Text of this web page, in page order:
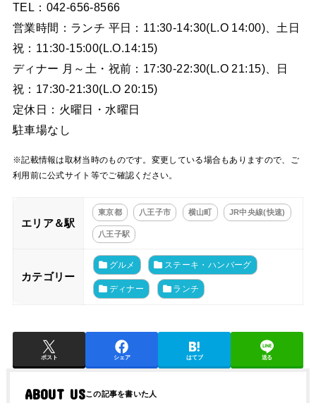
TEL：042-656-8566
営業時間：ランチ 平日：11:30-14:30(L.O 14:00)、土日
祝：11:30-15:00(L.O.14:15)
ディナー 月～土・祝前：17:30-22:30(L.O 21:15)、日
祝：17:30-21:30(L.O 20:15)
定休日：火曜日・水曜日
駐車場なし
※記載情報は取材当時のものです。変更している場合もありますので、ご
利用前に公式サイト等でご確認ください。
エリア＆駅
東京都 八王子市 横山町 JR中央線(快速)
八王子駅
カテゴリー
グルメ ステーキ・ハンバーグ
ディナー ランチ
ポスト シェア はてブ 送る
ABOUT US